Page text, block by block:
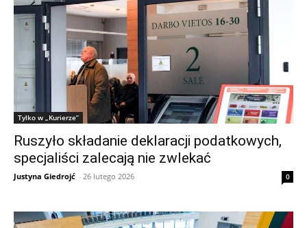
Tylko w „Kurierze”
Ruszyło składanie deklaracji podatkowych,
specjaliści zalecają nie zwlekać
Justyna Giedrojć - 26 lutego 2026 0